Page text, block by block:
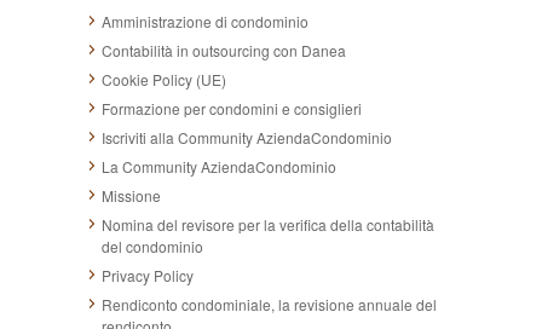
Amministrazione di condominio
Contabilità in outsourcing con Danea
Cookie Policy (UE)
Formazione per condomini e consiglieri
Iscriviti alla Community AziendaCondominio
La Community AziendaCondominio
Missione
Nomina del revisore per la verifica della contabilità
del condominio
Privacy Policy
Rendiconto condominiale, la revisione annuale del